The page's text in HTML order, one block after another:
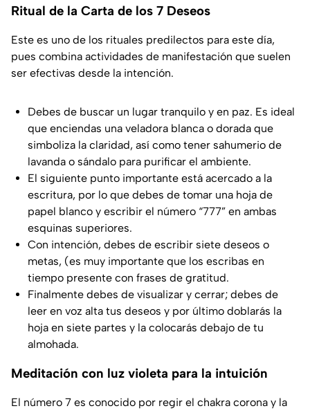
Ritual de la Carta de los 7 Deseos
Este es uno de los rituales predilectos para este día,
pues combina actividades de manifestación que suelen
ser efectivas desde la intención.
Debes de buscar un lugar tranquilo y en paz. Es ideal
que enciendas una veladora blanca o dorada que
simboliza la claridad, así como tener sahumerio de
lavanda o sándalo para purificar el ambiente.
El siguiente punto importante está acercado a la
escritura, por lo que debes de tomar una hoja de
papel blanco y escribir el número “777” en ambas
esquinas superiores.
Con intención, debes de escribir siete deseos o
metas, (es muy importante que los escribas en
tiempo presente con frases de gratitud.
Finalmente debes de visualizar y cerrar; debes de
leer en voz alta tus deseos y por último doblarás la
hoja en siete partes y la colocarás debajo de tu
almohada.
Meditación con luz violeta para la intuición
El número 7 es conocido por regir el chakra corona y la